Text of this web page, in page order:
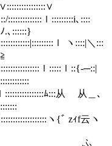
ｌ:::::::::i､::::
､::::::}
ｌ ヽ::::|＼:::
ｌ:::::ｌ::{-─::|
ﾑ:::从 从＿､
ヽ{ﾞ zｨf云ヽ
ふ